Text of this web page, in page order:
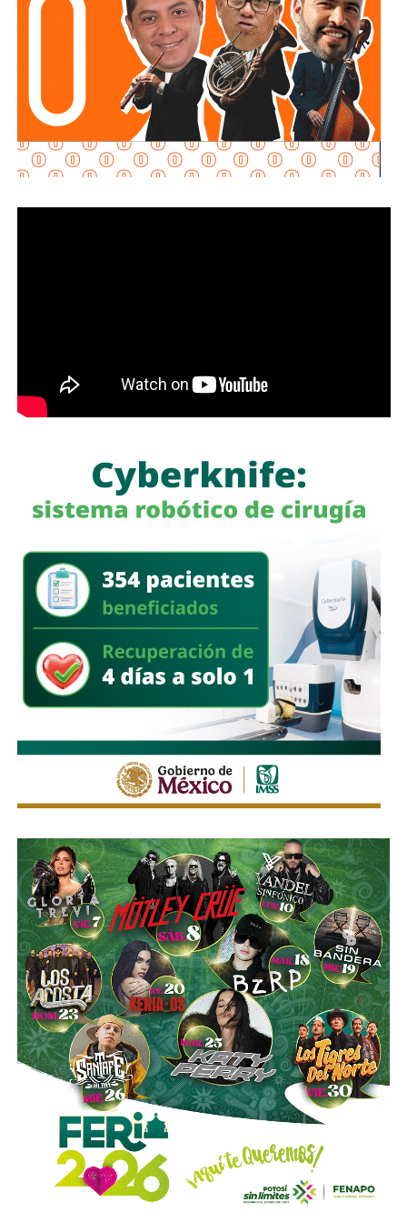
requisitos “, declaró.
Martínez Acosta señaló quela dependencia mantiene
disposición para que Uber complete el procedimiento
y pueda operar conforme a la ley, por lo que descartó que
exista una postura de persecución hacia la empresa.
“No es un tema de persecución ni de cacería. Al contrario,
buscamos que ellos mismos nos ayuden a que la
a quienes se les ha explicado el proceso de
regularización.
deja a los propios conductores en una situación de
vulnerabilidad,al no contar con las condiciones legales
previstas por la normativa estatal.
“Es la empresa la que no cumple con lo que las leyes
locales establecen y eso deja a los operadores en estado
de indefensión”, señaló.
Respecto a la llegada de nuevas plataformas digitales al
estado, Martínez Acosta consideró que la
competencia representa una oportunidad para
mejorar la calidad del servicio de transporte.
“Hoy el gremio del taxismo entiende que la competencia
es buena. Ellos estarán tratando de mejorar y brindar un
mejor servicio, mientras que la ciudadanía podrá elegir la
opción que considere más conveniente”, comentó.
La titular de la SCT reiteró que, mientras Uber no complete
el procedimiento administrativo y cumpla con las
obligaciones previstas en la ley, la plataforma no podrá
prestar el servicio de transporte en San Luis Potosí.
También lee:Ya es oficial: MiTaxi será la plataforma oficial
de transporte de la Fenapo 2026